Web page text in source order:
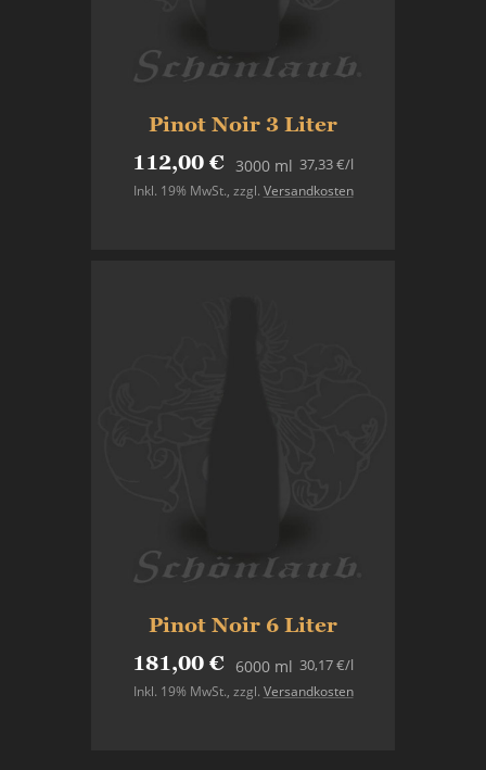
Pinot Noir 3 Liter
112,00 € 3000 ml
Inkl. 19% MwSt., zzgl. Versandkosten
37,33 €/l
Pinot Noir 6 Liter
181,00 € 6000 ml
Inkl. 19% MwSt., zzgl. Versandkosten
30,17 €/l